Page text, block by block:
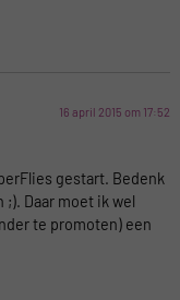
16 april 2015 om 17:52
gestart. Bedenk
Daar moet ik wel
te promoten) een